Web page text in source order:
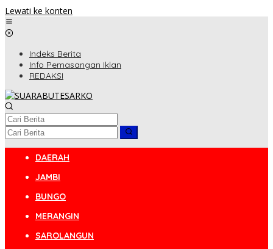
Lewati ke konten
Indeks Berita
Info Pemasangan Iklan
REDAKSI
DAERAH
JAMBI
BUNGO
MERANGIN
SAROLANGUN